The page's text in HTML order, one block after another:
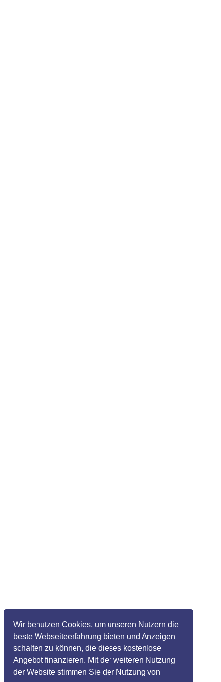
Wir benutzen Cookies, um unseren Nutzern die
beste Webseiteerfahrung bieten und Anzeigen
schalten zu können, die dieses kostenlose
Angebot finanzieren. Mit der weiteren Nutzung
der Website stimmen Sie der Nutzung von